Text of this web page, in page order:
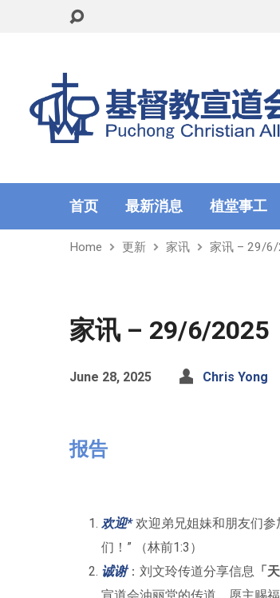
首页 最新消息 植堂事工
Home 更新 家讯 家讯 – 29/
家讯 – 29/6/2025
June 28, 2025 Chris Yong
报告
欢迎*欢迎弟兄姐妹和朋友们参
们！” （林前1:3）
诚谢：刘文玲传道分享信息 「